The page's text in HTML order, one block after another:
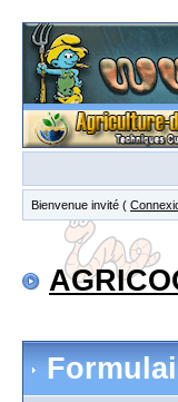
Bienvenue invité (